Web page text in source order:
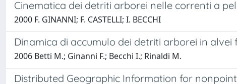
Cinematica dei detriti arborei nelle correnti a
2000 F. GINANNI; F. CASTELLI; I. BECCHI
Dinamica di accumulo dei detriti arborei in alvei
2006 Betti M.; Ginanni F.; Becchi I.; Rinaldi M.
Distributed Geographic Information for